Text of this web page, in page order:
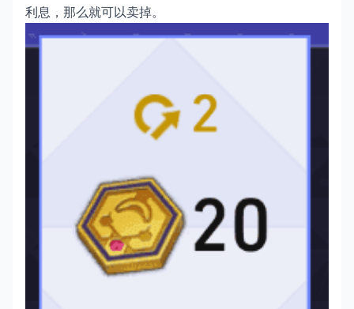
利息，那么就可以卖掉。